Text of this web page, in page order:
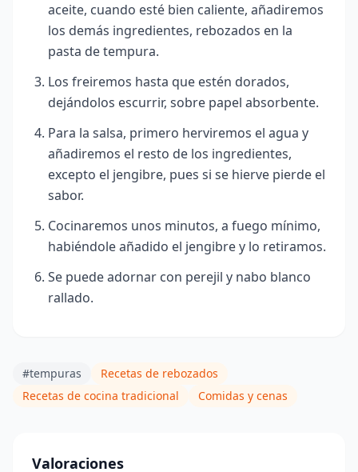
aceite, cuando esté bien caliente, añadiremos
los demás ingredientes, rebozados en la
pasta de tempura.
Los freiremos hasta que estén dorados,
dejándolos escurrir, sobre papel absorbente.
Para la salsa, primero herviremos el agua y
añadiremos el resto de los ingredientes,
excepto el jengibre, pues si se hierve pierde el
sabor.
Cocinaremos unos minutos, a fuego mínimo,
habiéndole añadido el jengibre y lo retiramos.
Se puede adornar con perejil y nabo blanco
rallado.
#tempuras
Recetas de rebozados
Recetas de cocina tradicional
Comidas y cenas
Valoraciones